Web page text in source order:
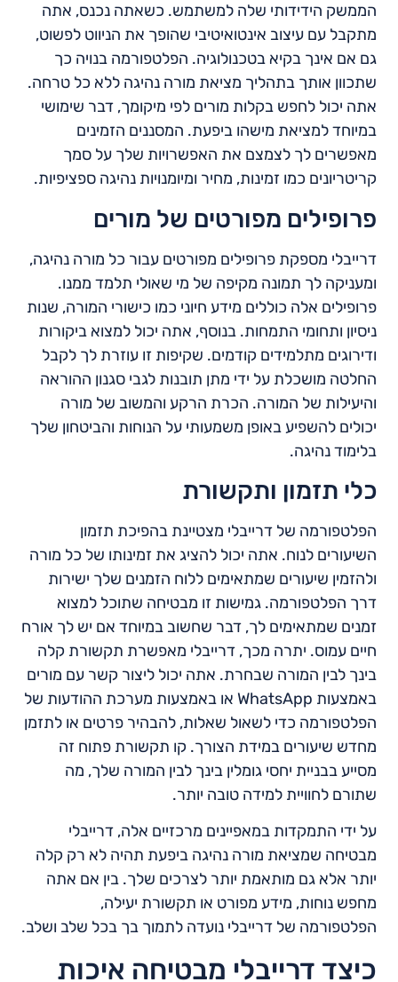
הממשק הידידותי שלה למשתמש. כשאתה נכנס, אתה
מתקבל עם עיצוב אינטואיטיבי שהופך את הניווט לפשוט,
גם אם אינך בקיא בטכנולוגיה. הפלטפורמה בנויה כך
שתכוון אותך בתהליך מציאת מורה נהיגה ללא כל טרחה.
אתה יכול לחפש בקלות מורים לפי מיקומך, דבר שימושי
במיוחד למציאת מישהו ביפעת. המסננים הזמינים
מאפשרים לך לצמצם את האפשרויות שלך על סמך
קריטריונים כמו זמינות, מחיר ומיומנויות נהיגה ספציפיות.
פרופילים מפורטים של מורים
דרייבלי מספקת פרופילים מפורטים עבור כל מורה נהיגה,
ומעניקה לך תמונה מקיפה של מי שאולי תלמד ממנו.
פרופילים אלה כוללים מידע חיוני כמו כישורי המורה, שנות
ניסיון ותחומי התמחות. בנוסף, אתה יכול למצוא ביקורות
ודירוגים מתלמידים קודמים. שקיפות זו עוזרת לך לקבל
החלטה מושכלת על ידי מתן תובנות לגבי סגנון ההוראה
והיעילות של המורה. הכרת הרקע והמשוב של מורה
יכולים להשפיע באופן משמעותי על הנוחות והביטחון שלך
בלימוד נהיגה.
כלי תזמון ותקשורת
הפלטפורמה של דרייבלי מצטיינת בהפיכת תזמון
השיעורים לנוח. אתה יכול להציג את זמינותו של כל מורה
ולהזמין שיעורים שמתאימים ללוח הזמנים שלך ישירות
דרך הפלטפורמה. גמישות זו מבטיחה שתוכל למצוא
זמנים שמתאימים לך, דבר שחשוב במיוחד אם יש לך אורח
חיים עמוס. יתרה מכך, דרייבלי מאפשרת תקשורת קלה
בינך לבין המורה שבחרת. אתה יכול ליצור קשר עם מורים
באמצעות WhatsApp או באמצעות מערכת ההודעות של
הפלטפורמה כדי לשאול שאלות, להבהיר פרטים או לתזמן
מחדש שיעורים במידת הצורך. קו תקשורת פתוח זה
מסייע בבניית יחסי גומלין בינך לבין המורה שלך, מה
שתורם לחוויית למידה טובה יותר.
על ידי התמקדות במאפיינים מרכזיים אלה, דרייבלי
מבטיחה שמציאת מורה נהיגה ביפעת תהיה לא רק קלה
יותר אלא גם מותאמת יותר לצרכים שלך. בין אם אתה
מחפש נוחות, מידע מפורט או תקשורת יעילה,
הפלטפורמה של דרייבלי נועדה לתמוך בך בכל שלב ושלב.
כיצד דרייבלי מבטיחה איכות